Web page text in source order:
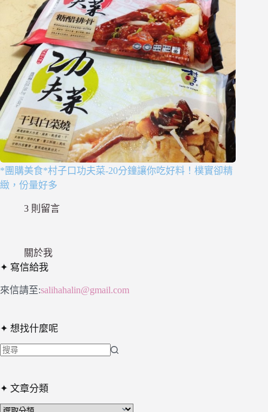
*團購美食*村子口功夫菜-20分鐘讓你吃好料！樸實卻精
緻，份量好多
3 則留言
關於我
✦ 寫信給我
來信請至:salihahalin@gmail.com
✦ 想找什麼呢
到
符
✦ 文章分類
✦